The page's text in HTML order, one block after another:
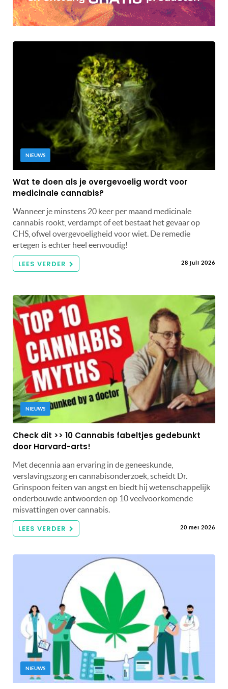
NIEUWS
Wat te doen als je overgevoelig wordt voor
medicinale cannabis?
Wanneer je minstens 20 keer per maand medicinale
cannabis rookt, verdampt of eet bestaat het gevaar op
CHS, ofwel overgevoeligheid voor wiet. De remedie
ertegen is echter heel eenvoudig!
LEES VERDER 28 juli 2026
NIEUWS
Check dit >> 10 Cannabis fabeltjes gedebunkt
door Harvard-arts!
Met decennia aan ervaring in de geneeskunde,
verslavingszorg en cannabisonderzoek, scheidt Dr.
Grinspoon feiten van angst en biedt hij wetenschappelijk
onderbouwde antwoorden op 10 veelvoorkomende
misvattingen over cannabis.
LEES VERDER 20 mei 2026
NIEUWS